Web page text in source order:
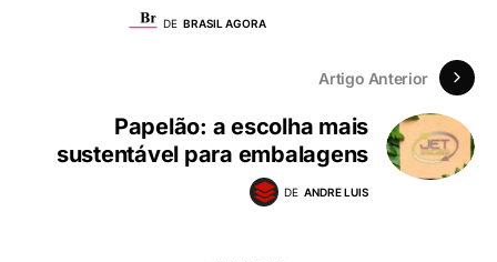
DE BRASIL AGORA
Artigo Anterior
Papelão: a escolha mais
sustentável para embalagens
DE ANDRE LUIS